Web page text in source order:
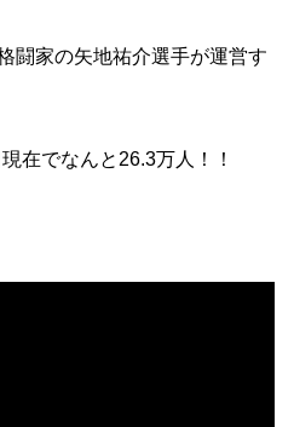
闘家の矢地祐介選手が運営す
在でなんと26.3万人！！